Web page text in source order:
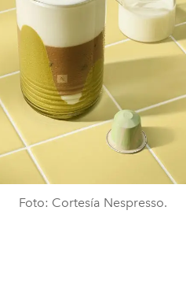
Foto: Cortesía Nespresso.